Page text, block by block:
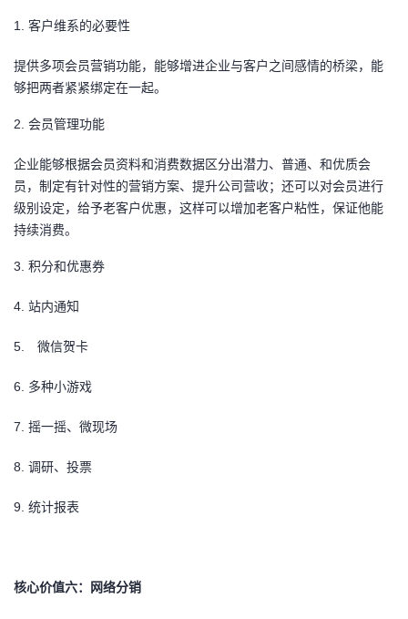
1. 客户维系的必要性
提供多项会员营销功能，能够增进企业与客户之间感情的桥梁，能
够把两者紧紧绑定在一起。
2. 会员管理功能
企业能够根据会员资料和消费数据区分出潜力、普通、和优质会
员，制定有针对性的营销方案、提升公司营收；还可以对会员进行
级别设定，给予老客户优惠，这样可以增加老客户粘性，保证他能
持续消费。
3. 积分和优惠券
4. 站内通知
5. 微信贺卡
6. 多种小游戏
7. 摇一摇、微现场
8. 调研、投票
9. 统计报表
核心价值六：网络分销